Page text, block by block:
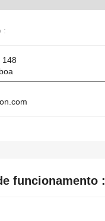
:
148
funcionamento :